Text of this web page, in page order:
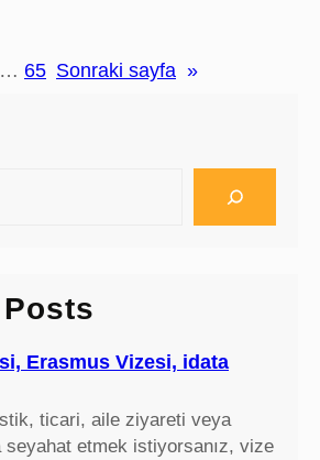
… 65 Sonraki sayfa »
Erasmus Vizesi, idata
ticari, aile ziyareti veya
seyahat etmek istiyorsanız, vize